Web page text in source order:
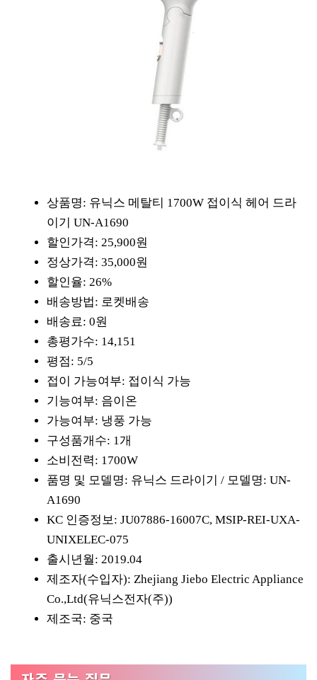
상품명: 유닉스 메탈티 1700W 접이식 헤어 드라
이기 UN-A1690
할인가격: 25,900원
정상가격: 35,000원
할인율: 26%
배송방법: 로켓배송
배송료: 0원
총평가수: 14,151
평점: 5/5
접이 가능여부: 접이식 가능
기능여부: 음이온
가능여부: 냉풍 가능
구성품개수: 1개
소비전력: 1700W
품명 및 모델명: 유닉스 드라이기 / 모델명: UN-
A1690
KC 인증정보: JU07886-16007C, MSIP-REI-UXA-
UNIXELEC-075
출시년월: 2019.04
제조자(수입자): Zhejiang Jiebo Electric Appliance
Co.,Ltd(유닉스전자(주))
제조국: 중국